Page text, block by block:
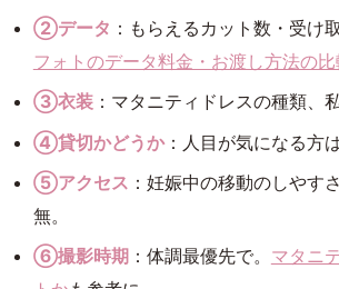
②データ ：もらえるカット数・受け
フォトのデータ料金・お渡し方法の比
③衣装：マタニティドレスの種類、
④貸切かどうか：人目が気になる方
⑤アクセス ：妊娠中の移動のしやす
無。
⑥撮影時期 ：体調最優先で。 マタニ